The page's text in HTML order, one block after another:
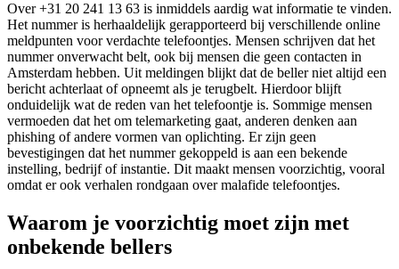
Over +31 20 241 13 63 is inmiddels aardig wat informatie te vinden.
Het nummer is herhaaldelijk gerapporteerd bij verschillende online
meldpunten voor verdachte telefoontjes. Mensen schrijven dat het
nummer onverwacht belt, ook bij mensen die geen contacten in
Amsterdam hebben. Uit meldingen blijkt dat de beller niet altijd een
bericht achterlaat of opneemt als je terugbelt. Hierdoor blijft
onduidelijk wat de reden van het telefoontje is. Sommige mensen
vermoeden dat het om telemarketing gaat, anderen denken aan
phishing of andere vormen van oplichting. Er zijn geen
bevestigingen dat het nummer gekoppeld is aan een bekende
instelling, bedrijf of instantie. Dit maakt mensen voorzichtig, vooral
omdat er ook verhalen rondgaan over malafide telefoontjes.
Waarom je voorzichtig moet zijn met
onbekende bellers